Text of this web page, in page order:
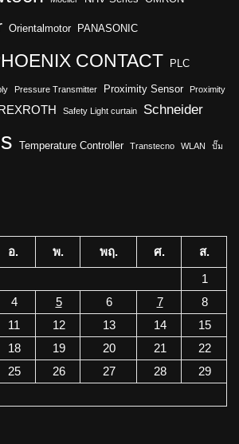
Orientalmotor PANASONIC
CONTACT PLC
Pressure Transmitter Proximity Sensor Proximity
Safety Light curtain Schneider
Temperature Controller Transtecno WLAN ปั๊ม
อ. พ. พฤ. ศ.
ส.
1
4 5 6 7
8
11 12 13 14
15
18 19 20 21
22
25 26 27 28
29